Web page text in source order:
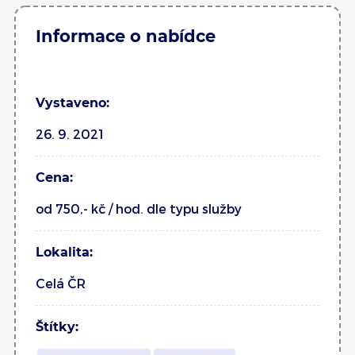
Informace o nabídce
Vystaveno:
26. 9. 2021
Cena:
od 750,- kč / hod. dle typu služby
Lokalita:
Celá ČR
Štítky: